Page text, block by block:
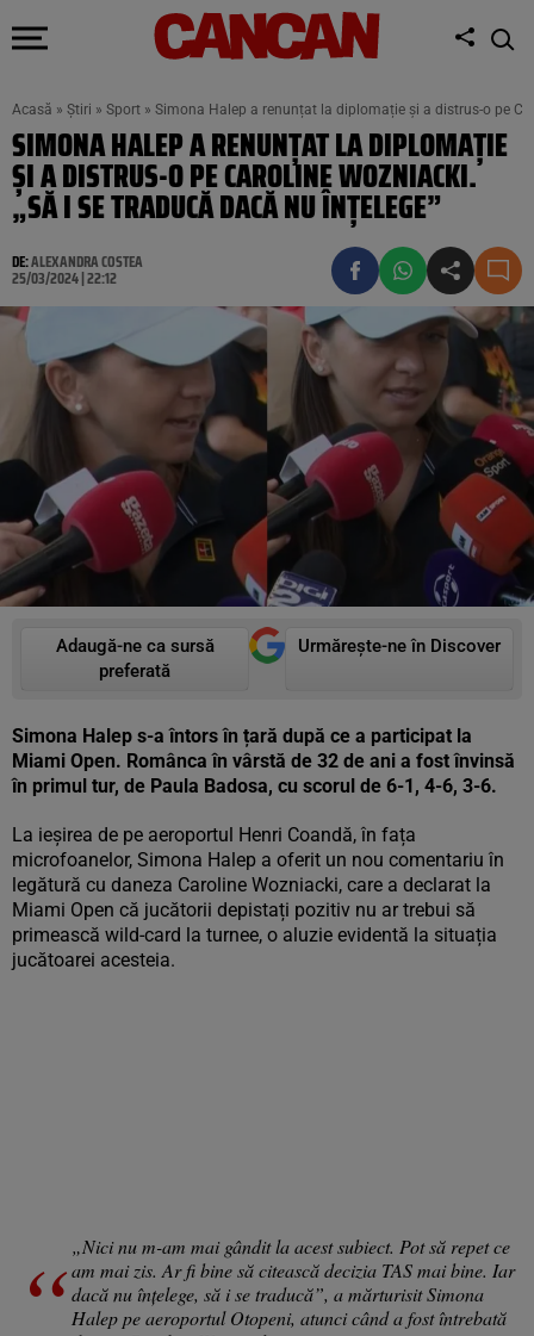
Acasă » Știri » Sport » Simona Halep a renunțat la diplomație și a distrus-o pe
SIMONA HALEP A RENUNȚAT LA DIPLOMAȚIE
ȘI A DISTRUS-O PE CAROLINE WOZNIACKI.
„SĂ I SE TRADUCĂ DACĂ NU ÎNȚELEGE”
DE:ALEXANDRA COSTEA
25/03/2024 | 22:12
Adaugă-ne ca sursă
preferată
Urmărește-ne în Discover
Simona Halep s-a întors în țară după ce a participat la
Miami Open. Românca în vârstă de 32 de ani a fost învinsă
în primul tur, de Paula Badosa, cu scorul de 6-1, 4-6, 3-6.
La ieșirea de pe aeroportul Henri Coandă, în fața
microfoanelor, Simona Halep a oferit un nou comentariu în
legătură cu daneza Caroline Wozniacki, care a declarat la
Miami Open că jucătorii depistați pozitiv nu ar trebui să
primească wild-card la turnee, o aluzie evidentă la situația
jucătoarei acesteia.
„Nici nu m-am mai gândit la acest subiect. Pot să repet ce
am mai zis. Ar fi bine să citească decizia TAS mai bine. Iar
dacă nu înțelege, să i se traducă”, a mărturisit Simona
Halep pe aeroportul Otopeni, atunci când a fost întrebată